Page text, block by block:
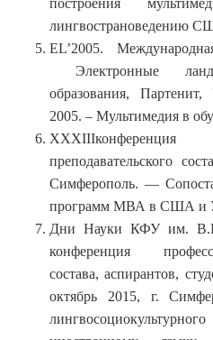
построения
лингвострановедению
EL’2005.
Электронные
образования,
2005. – Мультимедия в
преподавательского
Симферополь. —
программ МВА в США и
Дни Науки КФУ им.
конференция
состава, аспирантов,
октябрь 2015, г.